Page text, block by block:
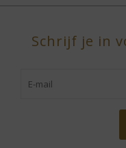
Schrijf je in